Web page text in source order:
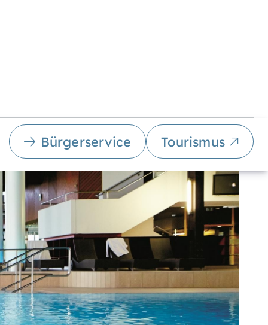
Bürgerservice Tourismus